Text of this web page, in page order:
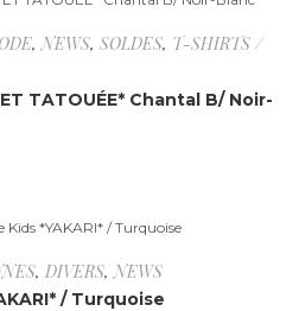
,NEWS, SOLDES, T-SHIRTS /
TATOUÉE* Chantal B/ Noir-
, DIVERS, NEWS
/ Turquoise